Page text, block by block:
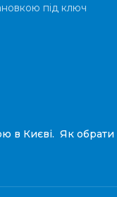
під ключ
в Києві. Як обрати